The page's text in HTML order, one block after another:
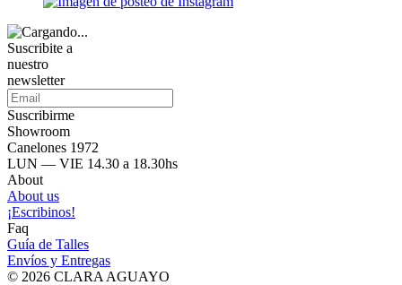
Suscribite a
nuestro
newsletter
Suscribirme
Showroom
Canelones 1972
LUN — VIE 14.30 a 18.30hs
About
About us
¡Escribinos!
Faq
Guía de Talles
Envíos y Entregas
© 2026 CLARA AGUAYO